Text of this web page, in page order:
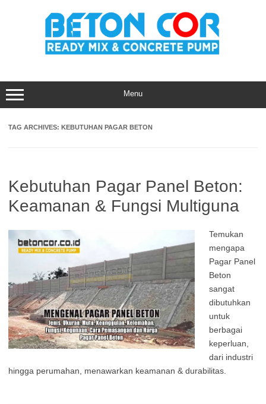
Menu
TAG ARCHIVES: KEBUTUHAN PAGAR BETON
Kebutuhan Pagar Panel Beton:
Keamanan & Fungsi Multiguna
Temukan
mengapa
Pagar Panel
Beton
sangat
dibutuhkan
untuk
berbagai
keperluan,
dari industri
hingga perumahan, menawarkan keamanan & durabilitas.